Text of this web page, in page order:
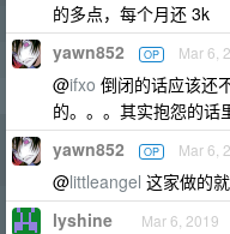
的多点，每个月还 3k
yawn852 OP Mar 6,
@ifxo 倒闭的话应该还
的。。。其实抱怨的话
yawn852 OP Mar 6,
@littleangel 这家做的
lyshine Mar 6, 2019